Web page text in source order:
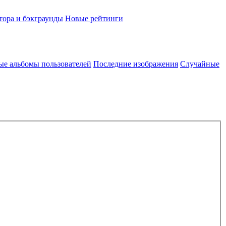
и бэкграунды Новые рейтинги
альбомы пользователей Последние изображения Случайные